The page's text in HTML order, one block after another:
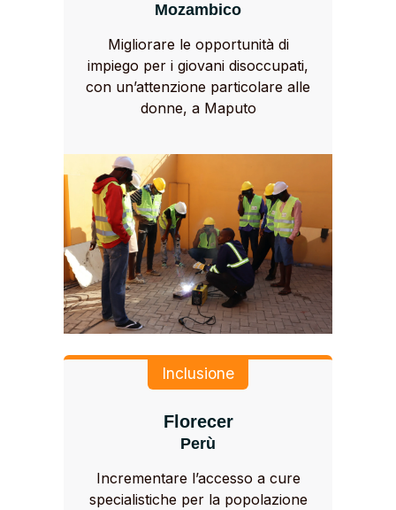
Mozambico
Migliorare le opportunità di
impiego per i giovani disoccupati,
con un’attenzione particolare alle
donne, a Maputo
Inclusione
Florecer
Perù
Incrementare l’accesso a cure
specialistiche per la popolazione